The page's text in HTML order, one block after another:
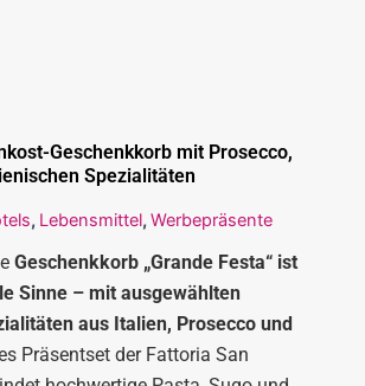
Geschenkkorb mit Prosecco,
Spezialitäten
, Lebensmittel, Werbepräsente
Geschenkkorb „Grande Festa“ ist
Sinne – mit ausgewählten
aus Italien, Prosecco und
Präsentset der Fattoria San